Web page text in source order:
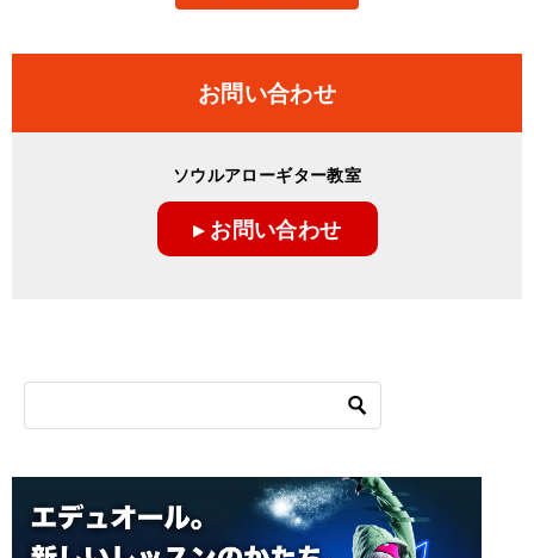
お問い合わせ
ソウルアローギター教室
▸ お問い合わせ